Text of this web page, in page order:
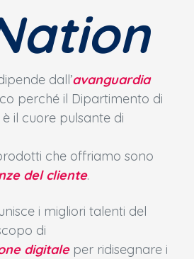
dall’avanguardia
perché il Dipartimento di
il cuore pulsante di
che offriamo sono
del cliente.
i migliori talenti del
di
digitaleper ridisegnare i